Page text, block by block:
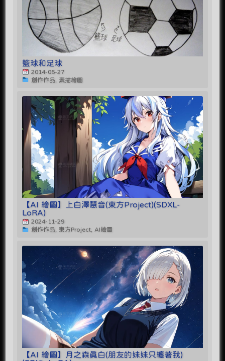
籃球和足球
2014-05-27
創作作品, 素描繪圖
【AI 繪圖】上白澤慧音(東方Project)(SDXL-
LoRA)
2024-11-29
創作作品, 東方Project, AI繪圖
【AI 繪圖】月之森真白(朋友的妹妹只纏著我)